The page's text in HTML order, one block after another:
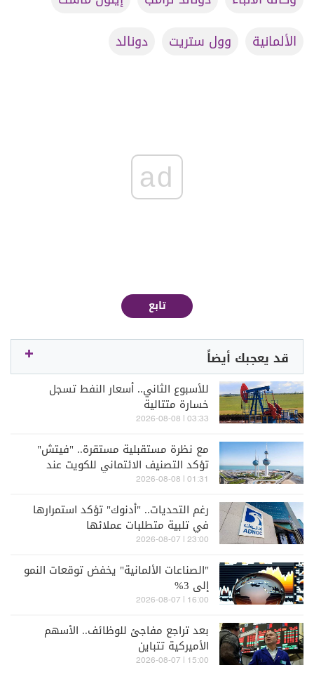
الألمانية
وول ستريت دونالد
ad
تابع
قد يعجبك أيضاً
للأسبوع الثاني.. أسعار النفط تسجل
خسارة متتالية
03:33 | 2026-08-08
مع نظرة مستقبلية مستقرة.. "فيتش"
تؤكد التصنيف الائتماني للكويت عند
"AA-"
01:31 | 2026-08-08
رغم التحديات.. "أدنوك" تؤكد استمرارها
في تلبية متطلبات عملائها
23:00 | 2026-08-07
"الصناعات الألمانية" يخفض توقعات النمو
إلى 3%
16:00 | 2026-08-07
بعد تراجع مفاجئ للوظائف.. الأسهم
الأميركية تتباين
15:00 | 2026-08-07